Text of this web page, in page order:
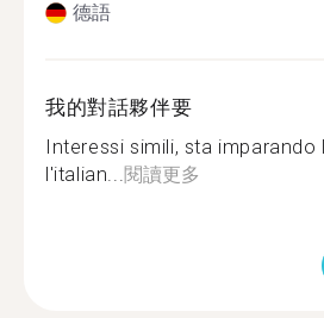
德語
我的對話夥伴要
Interessi simili, sta imparando
l'italian...閱讀更多